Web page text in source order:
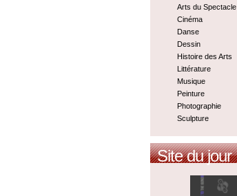
Arts du Spectacle
Cinéma
Danse
Dessin
Histoire des Arts
Littérature
Musique
Peinture
Photographie
Sculpture
Site du jour